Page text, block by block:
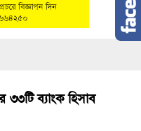
৩৩টি ব্যাংক হিসাব